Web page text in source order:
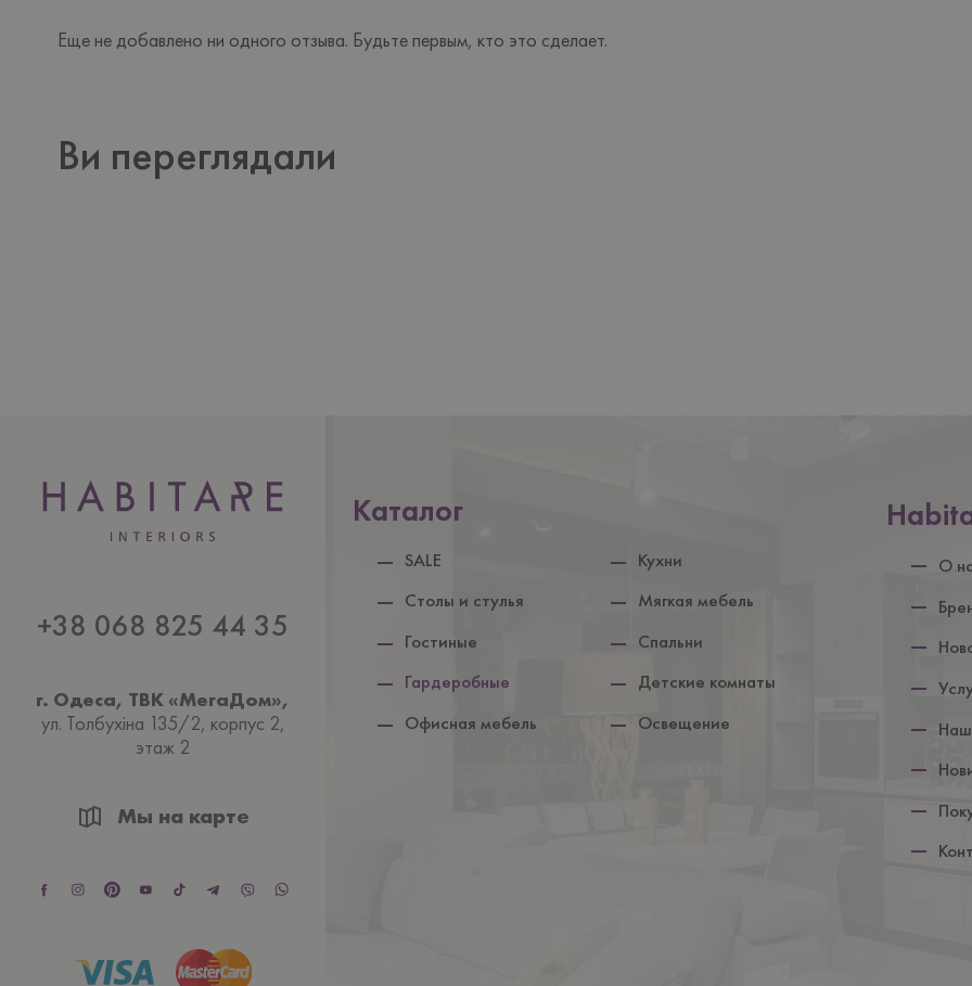
Еще не добавлено ни одного отзыва. Будьте первым, кто это сделает.
Ви переглядали
+38 068 825 44 35
г. Одеса, ТВК «МегаДом»,
ул. Толбухiна 135/2, корпус 2,
этаж 2
Мы на карте
Каталог
SALE
Кухни
Столы и стулья
Мягкая мебель
Гостиные
Спальни
Гардеробные
Детские комнаты
Офисная мебель
Освещение
Нижній
О